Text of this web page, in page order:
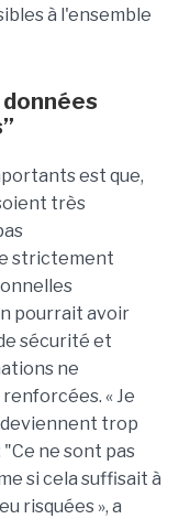
à l'ensemble
est que,
très
strictement
pourrait avoir
sécurité et
ne
« Je
trop
ne sont pas
si cela suffisait à
risquées », a